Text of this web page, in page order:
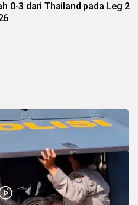
0-3 dari Thailand pada Leg 2